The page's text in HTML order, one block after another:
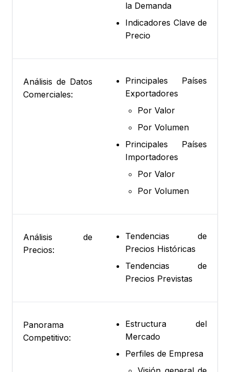
la Demanda
Indicadores Clave de
Precio
Análisis de Datos
Comerciales:
Principales Países
Exportadores
Por Valor
Por Volumen
Principales Países
Importadores
Por Valor
Por Volumen
Análisis de
Precios:
Tendencias de
Precios Históricas
Tendencias de
Precios Previstas
Panorama
Competitivo:
Estructura del
Mercado
Perfiles de Empresa